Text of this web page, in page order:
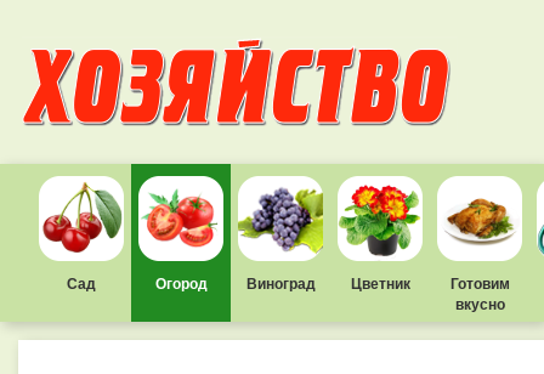
Сад Огород Виноград Цветник
Готовим
вкусно